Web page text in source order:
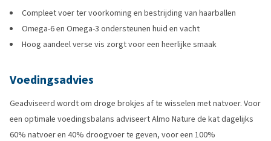
Compleet voer ter voorkoming en bestrijding van haarballen
Omega-6 en Omega-3 ondersteunen huid en vacht
Hoog aandeel verse vis zorgt voor een heerlijke smaak
Voedingsadvies
Geadviseerd wordt om droge brokjes af te wisselen met natvoer. Voor
een optimale voedingsbalans adviseert Almo Nature de kat dagelijks
60% natvoer en 40% droogvoer te geven, voor een 100%